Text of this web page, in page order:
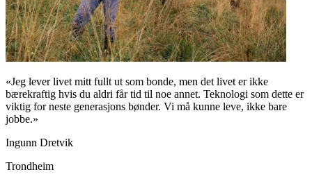
«Jeg lever livet mitt fullt ut som bonde, men det livet er ikke
bærekraftig hvis du aldri får tid til noe annet. Teknologi som dette er
viktig for neste generasjons bønder. Vi må kunne leve, ikke bare
jobbe.»
Ingunn Dretvik
Trondheim